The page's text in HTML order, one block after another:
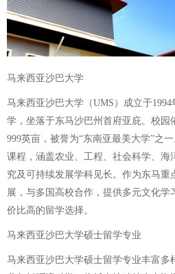
马来西亚沙巴大学
马来西亚沙巴大学（UMS）成立于
学，坐落于东马沙巴州首府亚庇。校园
999英亩，被誉为“东南亚最美大学”之
课程，涵盖农业、工程、社会科学、海
究及可持续发展学科见长。作为东马重
展，与多国高校合作，提供多元文化学
价比高的留学选择。
马来西亚沙巴大学硕士留学专业
马来西亚沙巴大学硕士留学专业丰富多